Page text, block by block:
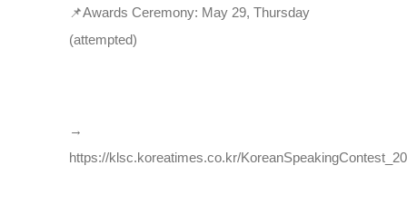
📌Awards Ceremony: May 29, Thursday
(attempted)
→
https://klsc.koreatimes.co.kr/